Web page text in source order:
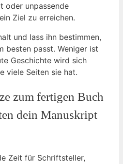
oder unpassende
Ziel zu erreichen.
und lass ihn bestimmen,
besten passt. Weniger ist
Geschichte wird sich
viele Seiten sie hat.
zum fertigen Buch
dein Manuskript
Zeit für Schriftsteller,